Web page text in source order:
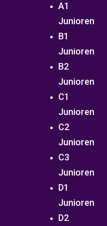
A1
Junioren
B1
Junioren
B2
Junioren
C1
Junioren
C2
Junioren
C3
Junioren
D1
Junioren
D2